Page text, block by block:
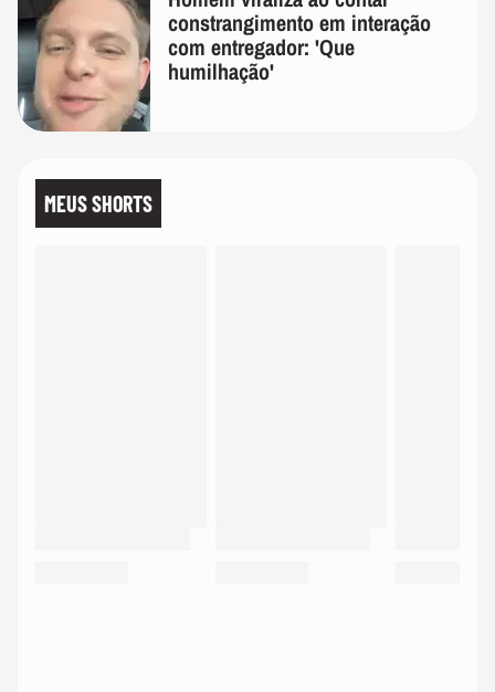
constrangimento em interação
com entregador: 'Que
humilhação'
MEUS SHORTS